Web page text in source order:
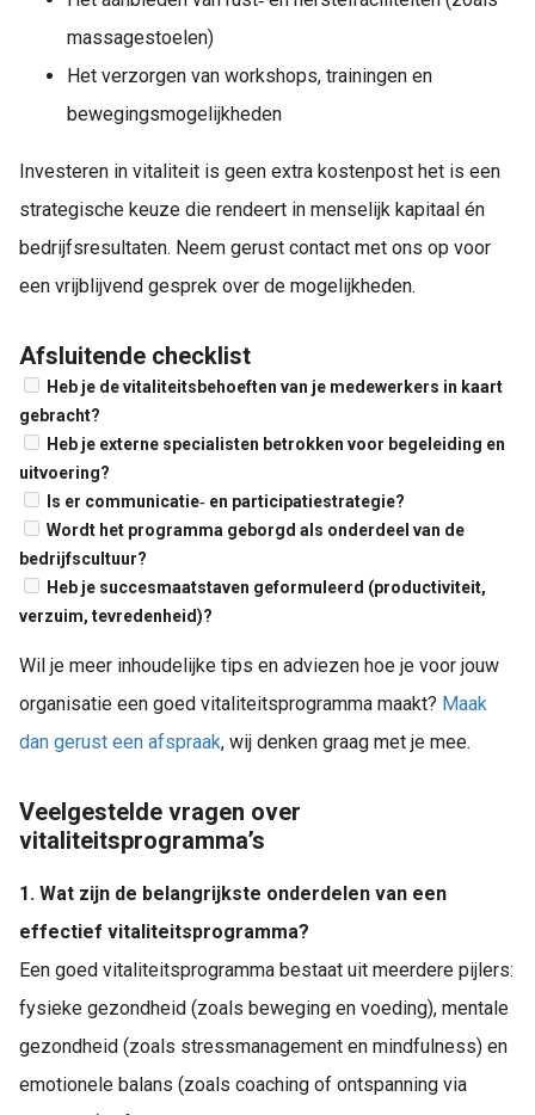
massagestoelen)
Het verzorgen van workshops, trainingen en
bewegingsmogelijkheden
Investeren in vitaliteit is geen extra kostenpost het is een
strategische keuze die rendeert in menselijk kapitaal én
bedrijfsresultaten. Neem gerust contact met ons op voor
een vrijblijvend gesprek over de mogelijkheden.
Afsluitende checklist
Heb je de vitaliteitsbehoeften van je medewerkers in kaart
gebracht?
Heb je externe specialisten betrokken voor begeleiding en
uitvoering?
Is er communicatie‑ en participatiestrategie?
Wordt het programma geborgd als onderdeel van de
bedrijfscultuur?
Heb je succesmaatstaven geformuleerd (productiviteit,
verzuim, tevredenheid)?
Wil je meer inhoudelijke tips en adviezen hoe je voor jouw
organisatie een goed vitaliteitsprogramma maakt? Maak
dan gerust een afspraak, wij denken graag met je mee.
Veelgestelde vragen over
vitaliteitsprogramma’s
1. Wat zijn de belangrijkste onderdelen van een
effectief vitaliteitsprogramma?
Een goed vitaliteitsprogramma bestaat uit meerdere pijlers:
fysieke gezondheid (zoals beweging en voeding), mentale
gezondheid (zoals stressmanagement en mindfulness) en
emotionele balans (zoals coaching of ontspanning via